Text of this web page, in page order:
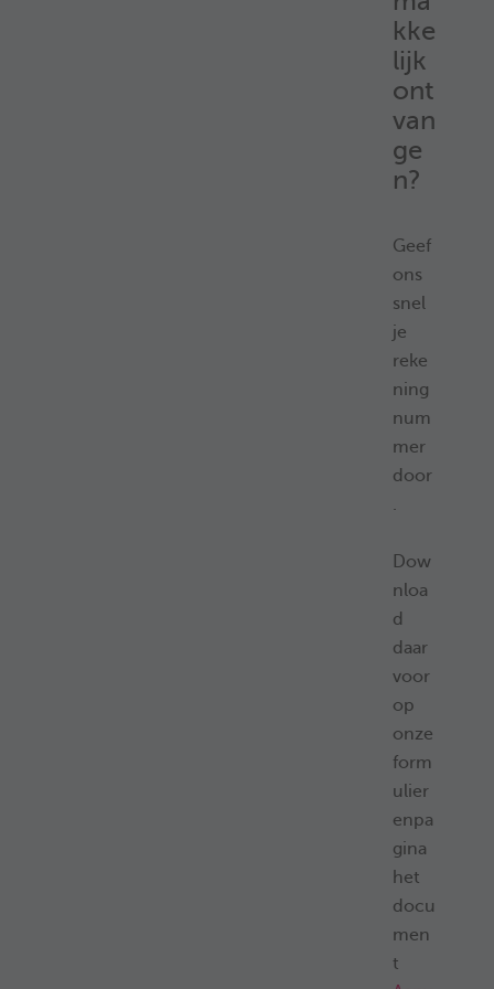
kke
lijk
ont
van
ge
n?
Geef
ons
snel
je
reke
ning
num
mer
door
.
Dow
nloa
d
daar
voor
op
onze
form
ulier
enpa
gina
het
docu
men
t